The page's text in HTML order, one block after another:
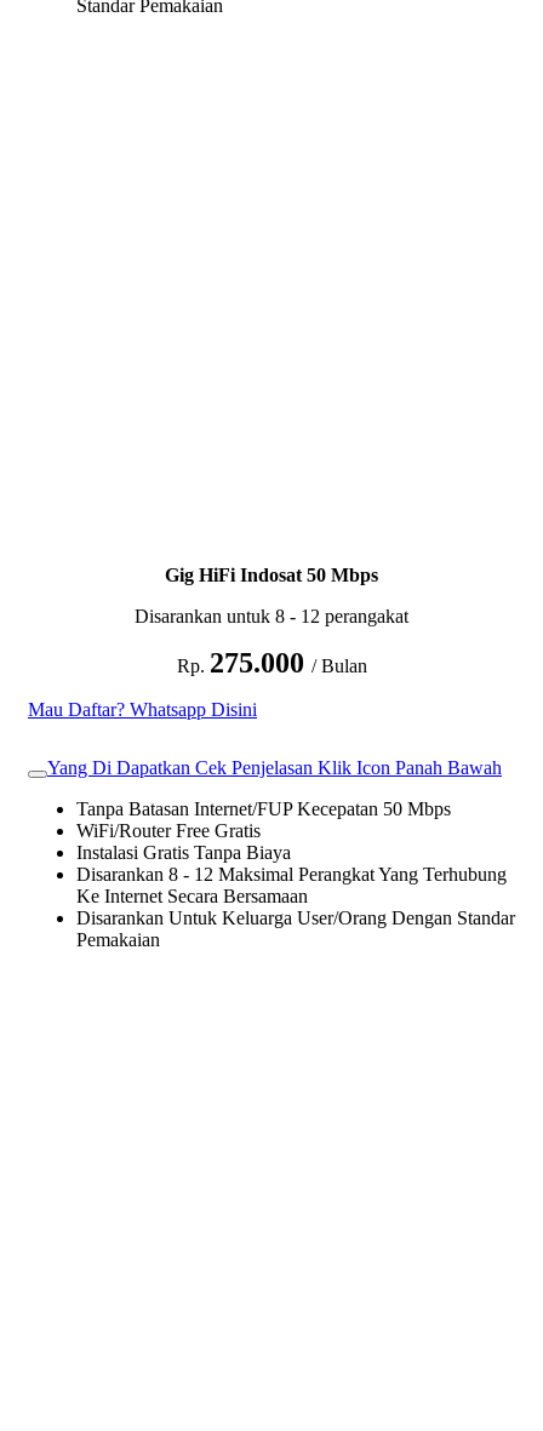
Standar Pemakaian
Gig HiFi Indosat 50 Mbps
Disarankan untuk 8 - 12 perangakat
Rp. 275.000 / Bulan
Mau Daftar? Whatsapp Disini
Yang Di Dapatkan Cek Penjelasan Klik Icon Panah Bawah
Tanpa Batasan Internet/FUP Kecepatan 50 Mbps
WiFi/Router Free Gratis
Instalasi Gratis Tanpa Biaya
Disarankan 8 - 12 Maksimal Perangkat Yang Terhubung
Ke Internet Secara Bersamaan
Disarankan Untuk Keluarga User/Orang Dengan Standar
Pemakaian